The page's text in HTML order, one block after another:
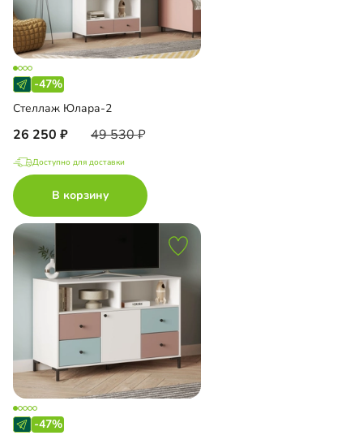
-47%
Стеллаж Юлара-2
26 250 49 530
Доступно для доставки
В корзину
-47%